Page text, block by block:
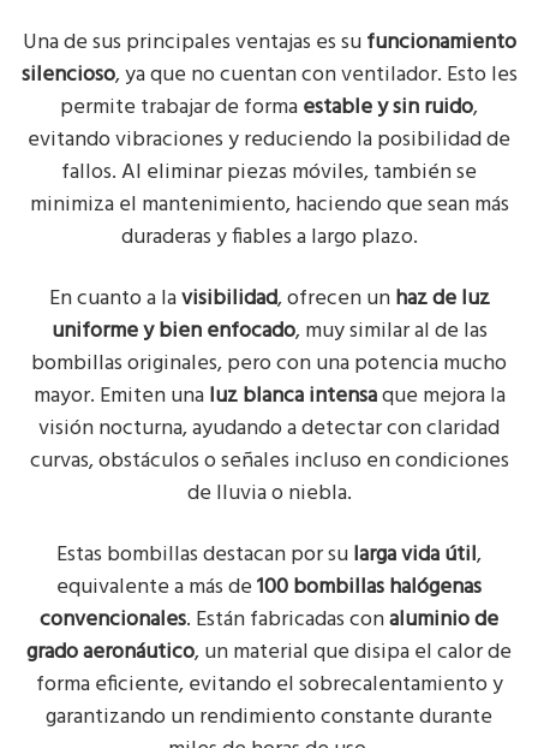
Una de sus principales ventajas es sufuncionamiento
silencioso, ya que no cuentan con ventilador. Esto les
permite trabajar de formaestable y sin ruido,
evitando vibraciones y reduciendo la posibilidad de
fallos. Al eliminar piezas móviles, también se
minimiza el mantenimiento, haciendo que sean más
duraderas y fiables a largo plazo.
En cuanto a lavisibilidad, ofrecen unhaz de luz
uniforme y bien enfocado, muy similar al de las
bombillas originales, pero con una potencia mucho
mayor. Emiten unaluz blanca intensaque mejora la
visión nocturna, ayudando a detectar con claridad
curvas, obstáculos o señales incluso en condiciones
de lluvia o niebla.
Estas bombillas destacan por sularga vida útil,
equivalente a más de100 bombillas halógenas
convencionales. Están fabricadas conaluminio de
grado aeronáutico, un material que disipa el calor de
forma eficiente, evitando el sobrecalentamiento y
garantizando un rendimiento constante durante